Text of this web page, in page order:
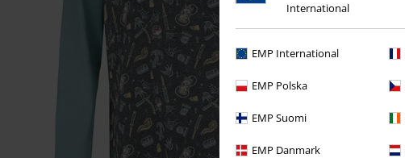
International
EMP International
EMP Polska
EMP Suomi
EMP Danmark